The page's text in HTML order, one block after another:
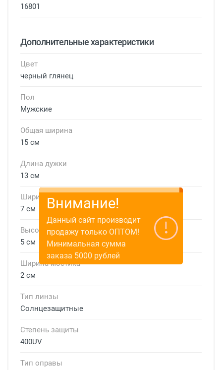
16801
Дополнительные характеристики
Цвет
черный глянец
Пол
Мужские
Общая ширина
15 см
Длина дужки
13 см
Ширина линзы
7 см
Высота линзы
5 см
Ширина мостика
2 см
Тип линзы
Солнцезащитные
Степень защиты
400UV
Тип оправы
Внимание!
Данный сайт производит
продажу только ОПТОМ!
Минимальная сумма
заказа 5000 рублей